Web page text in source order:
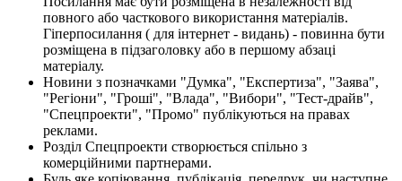
повного або часткового використання матеріалів.
Гіперпосилання ( для інтернет - видань) - повинна бути
розміщена в підзаголовку або в першому абзаці
матеріалу.
Новини з позначками "Думка", "Експертиза", "Заява",
"Регіони", "Гроші", "Влада", "Вибори", "Тест-драйв",
"Спецпроекти", "Промо" публікуються на правах
реклами.
Розділ Спецпроекти створюється спільно з
комерційними партнерами.